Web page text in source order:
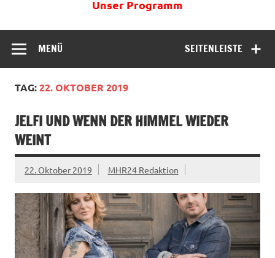
Unser Programm
SEITENLEISTE
MENÜ
TAG:22. OKTOBER 2019
JELFI UND WENN DER HIMMEL WIEDER
WEINT
22. Oktober 2019 MHR24 Redaktion